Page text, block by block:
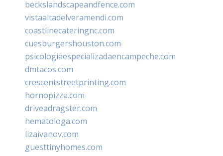
beckslandscapeandfence.com
vistaaltadelveramendi.com
coastlinecateringnc.com
cuesburgershouston.com
psicologiaespecializadaencampeche.com
dmtacos.com
crescentstreetprinting.com
hornopizza.com
driveadragster.com
hematologa.com
lizaivanov.com
guesttinyhomes.com